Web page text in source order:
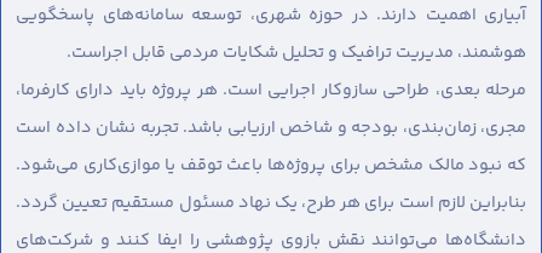
آبیاری اهمیت دارند. در حوزه شهری، توسعه سامانه‌های پاسخگویی
هوشمند، مدیریت ترافیک و تحلیل شکایات مردمی قابل اجراست.
مرحله بعدی، طراحی سازوکار اجرایی است. هر پروژه باید دارای کارفرما،
مجری، زمان‌بندی، بودجه و شاخص ارزیابی باشد. تجربه نشان داده است
که نبود مالک مشخص برای پروژه‌ها باعث توقف یا موازی‌کاری می‌شود.
بنابراین لازم است برای هر طرح، یک نهاد مسئول مستقیم تعیین گردد.
دانشگاه‌ها می‌توانند نقش بازوی پژوهشی را ایفا کنند و شرکت‌های